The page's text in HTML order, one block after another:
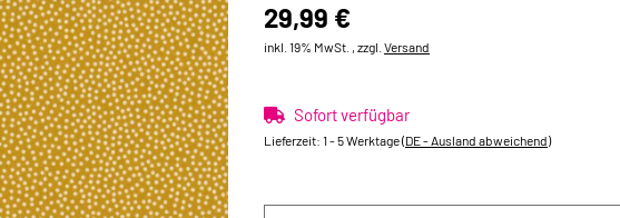
29,99 €
inkl. 19% MwSt. , zzgl. Versand
Sofort verfügbar
Lieferzeit: 1 - 5 Werktage(DE - Ausland abweichend)